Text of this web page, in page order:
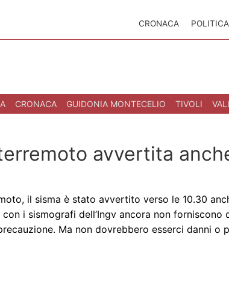
CRONACA POLITICA
CRONACA GUIDONIA MONTECELIO TIVOLI
avvertita
il sisma è stato avvertito verso le 10.30
i sismografi dell’Ingv ancora non forniscono
Ma non dovrebbero esserci danni o